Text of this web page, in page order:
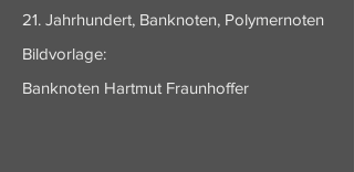
21. Jahrhundert, Banknoten, Polymernoten
Bildvorlage:
Banknoten Hartmut Fraunhoffer